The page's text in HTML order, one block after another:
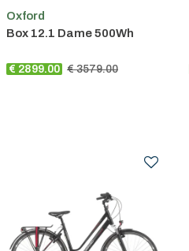
Oxford
Box 12.1 Dame 500Wh
€ 2899.00 € 3579.00